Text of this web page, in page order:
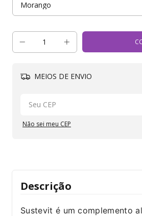
MEIOS DE ENVIO
Não sei meu CEP
Descrição
Sustevit é um complemento